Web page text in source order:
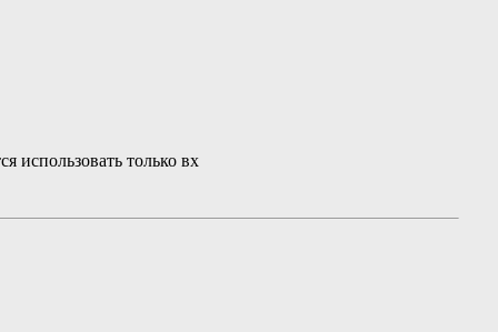
использовать только вх